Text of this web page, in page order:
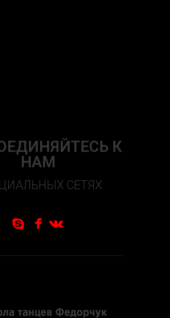
К
НАМ
СЕТЯХ
S f N